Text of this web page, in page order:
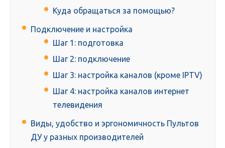
Куда обращаться за помощью?
Подключение и настройка
Шаг 1: подготовка
Шаг 2: подключение
Шаг 3: настройка каналов (кроме IPTV)
Шаг 4: настройка каналов интернет
телевидения
Виды, удобство и эргономичность Пультов
ДУ у разных производителей